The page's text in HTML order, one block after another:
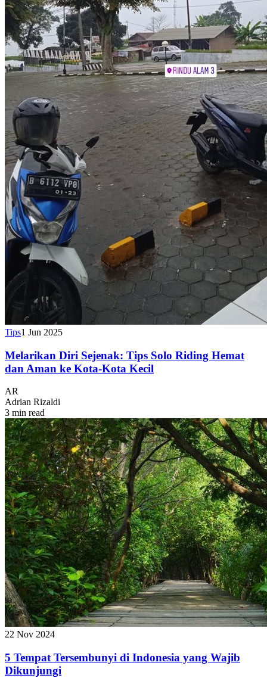
Tips1 Jun 2025
Melarikan Diri Sejenak: Tips Solo Riding Hemat
dan Aman ke Kota-Kota Kecil
AR
Adrian Rizaldi
3 min read
22 Nov 2024
5 Tempat Tersembunyi di Indonesia yang Wajib
Dikunjungi